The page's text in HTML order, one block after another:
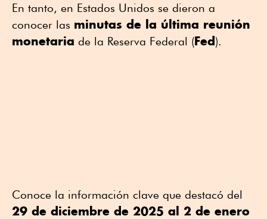
En tanto, en Estados Unidos se dieron a
conocer las minutas de la última reunión
monetaria de la Reserva Federal (Fed).
Conoce la información clave que destacó del
29 de diciembre de 2025 al 2 de enero